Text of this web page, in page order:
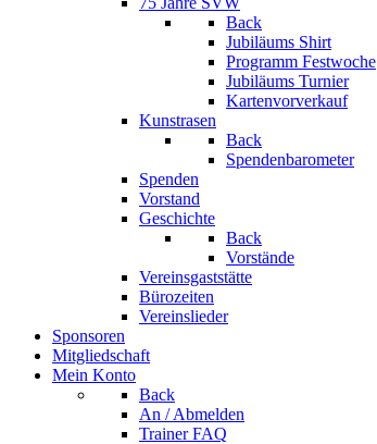
Back
Jubiläums Shirt
Programm Festwoche
Jubiläums Turnier
Kartenvorverkauf
Kunstrasen
Back
Spendenbarometer
Spenden
Vorstand
Geschichte
Back
Vorstände
Vereinsgaststätte
Bürozeiten
Vereinslieder
Sponsoren
Mitgliedschaft
Mein Konto
Back
An / Abmelden
Trainer FAQ